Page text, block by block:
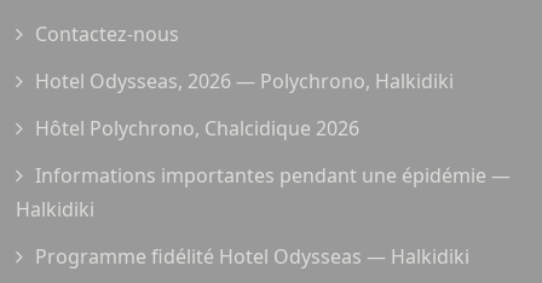
Contactez-nous
Hotel Odysseas, 2026 — Polychrono, Halkidiki
Hôtel Polychrono, Chalcidique 2026
Informations importantes pendant une épidémie —
Halkidiki
Programme fidélité Hotel Odysseas — Halkidiki